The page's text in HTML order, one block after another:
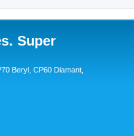
Super
Beryl, CP60 Diamant,